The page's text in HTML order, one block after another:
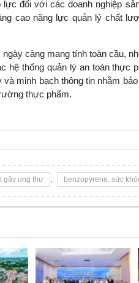
đối với các doanh nghiệp
cao năng lực quản lý chất
càng mang tính toàn cầu,
hệ thống quản lý an toàn thực
minh bạch thông tin nhằm
thực phẩm.
gây ung thư , benzopyrene. sức